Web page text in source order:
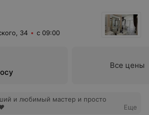
34 с 09:00
Все цены
и любимый мастер и просто
Еще